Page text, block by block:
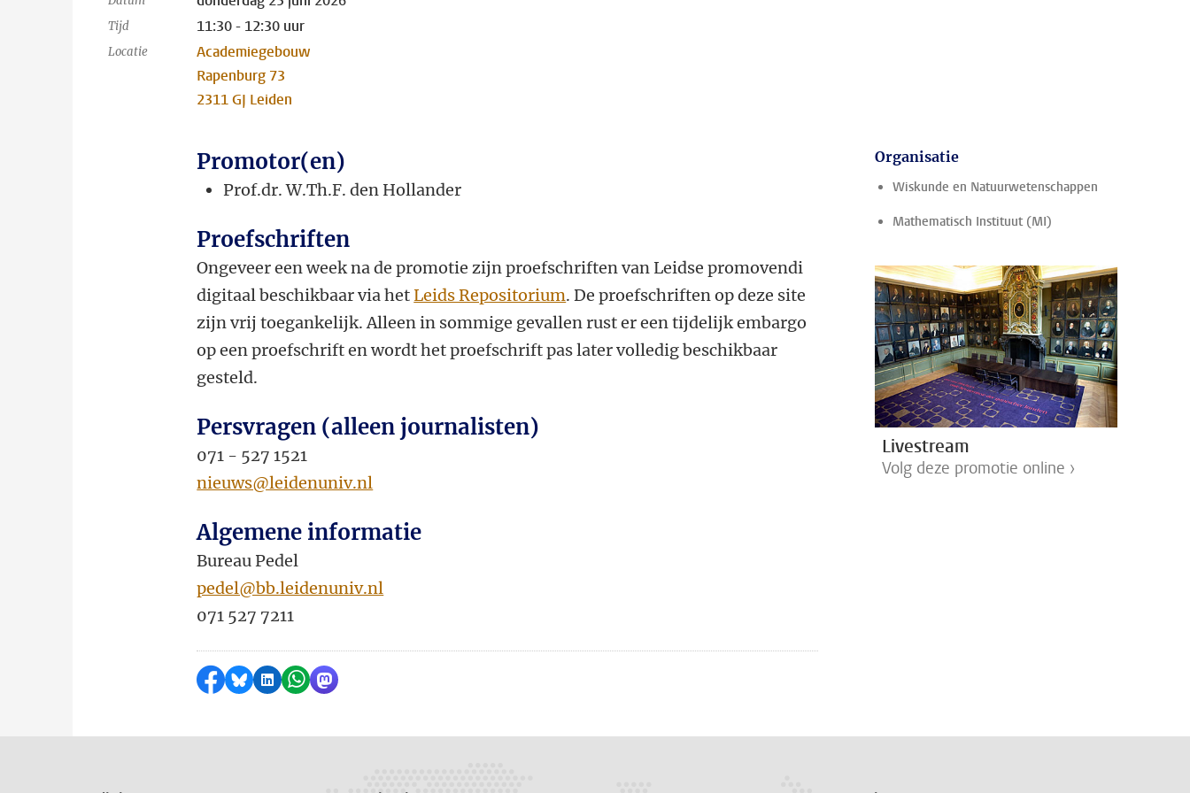
Tijd 11:30 - 12:30 uur
Locatie
Academiegebouw
Rapenburg 73
2311 GJ Leiden
Promotor(en)
Prof.dr. W.Th.F. den Hollander
Proefschriften
Ongeveer een week na de promotie zijn proefschriften van Leidse promovendi
digitaal beschikbaar via hetLeids Repositorium. De proefschriften op deze site
zijn vrij toegankelijk. Alleen in sommige gevallen rust er een tijdelijk embargo
op een proefschrift en wordt het proefschrift pas later volledig beschikbaar
gesteld.
Persvragen (alleen journalisten)
071 - 527 1521
nieuws@leidenuniv.nl
Algemene informatie
Bureau Pedel
pedel@bb.leidenuniv.nl
071 527 7211
Delen op Facebook
Delen via Bluesky
Delen op LinkedIn
Delen via WhatsApp
Delen via Mastodon
Organisatie
Wiskunde en Natuurwetenschappen
Mathematisch Instituut (MI)
Livestream
Volg deze promotie online ›